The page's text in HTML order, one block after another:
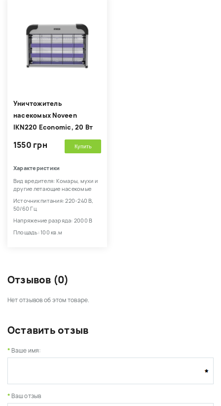
Уничтожитель
насекомых Noveen
IKN220 Economic, 20 Вт
1550 грн Купить
Характеристики
Вид вредителя: Комары, мухи и
другие летающие насекомые
Источник питания: 220-240 В,
50/60 Гц
Напряжение разряда: 2000 В
Площадь: 100 кв.м
Отзывов (0)
Нет отзывов об этом товаре.
Оставить отзыв
Ваше имя:
Ваш отзыв